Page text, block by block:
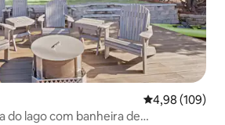
Classificação
4,98 (109)
do lago com banheira de